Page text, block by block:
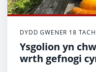
DYDD GWENER 18
Ysgolion yn
wrth gefnogi